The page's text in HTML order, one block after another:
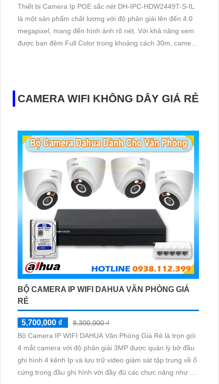
Thiết bị Camera Ip POE sắc nét DH-IPC-HDW2449T-S-IL
là một sản phẩm chất lượng với độ phân giải lên đến 4.0
megapixel, mang đến hình ảnh rõ nét. Với khả năng xem
được ban đêm Full Color trong khoảng cách 30m, camera
CAMERA WIFI KHÔNG DÂY GIÁ RẺ
BỘ CAMERA IP WIFI DAHUA VĂN PHÒNG GIÁ
RẺ
5,700,000 ₫
8,300,000 ₫
Bộ Camera IP WIFI DAHUA Văn Phòng Giá Rẻ là trọn gói
4 mắt camera với độ phân giải 3MP được quản lý bở đầu
ghi hình 4 kênh Ip và lưu trữ video giám sát tập trung về ổ
cứng trong đầu ghi hình với đầy đủ các chưc năng như AI